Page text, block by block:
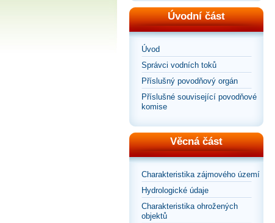
Úvodní část
Úvod
Správci vodních toků
Příslušný povodňový orgán
Příslušné související povodňové
komise
Věcná část
Charakteristika zájmového území
Hydrologické údaje
Charakteristika ohrožených
objektů